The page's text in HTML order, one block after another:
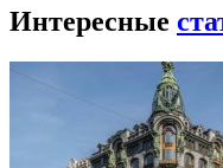
Интересные